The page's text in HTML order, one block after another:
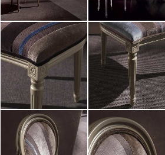
ZOOM ZOOM
ZOOM ZOOM